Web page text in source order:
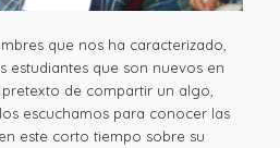
que nos ha caracterizado,
estudiantes que son nuevos en
de compartir un algo,
escuchamos para conocer las
este corto tiempo sobre su